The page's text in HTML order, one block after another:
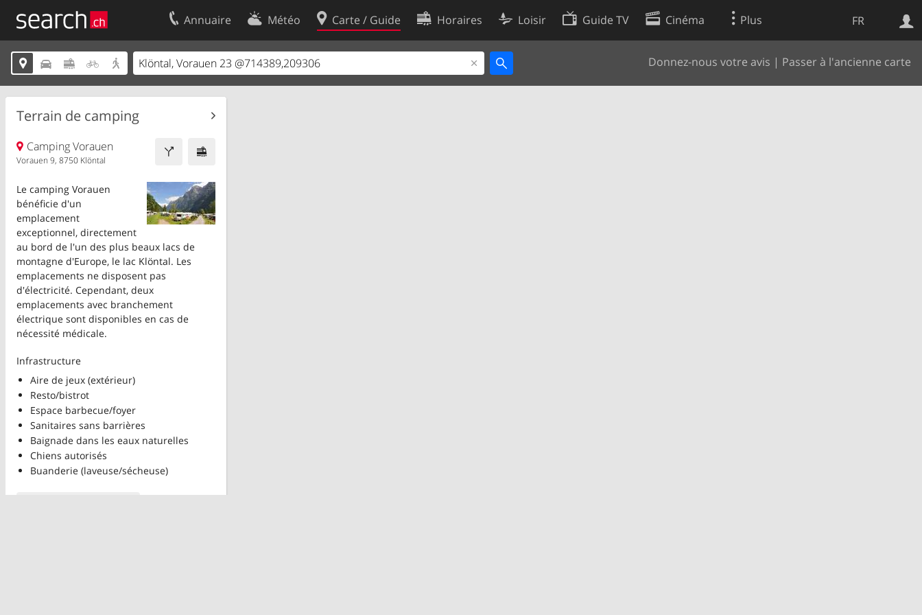
FR
Annuaire Météo Carte / Guide Horaires Loisir Guide TV Cinéma Plus
     Donnez-nous votre avis | Passer à l'ancienne carte
Terrain de camping
Camping Vorauen
Vorauen 9, 8750 Klöntal
Le camping Vorauen
bénéficie d'un
emplacement
exceptionnel, directement
au bord de l'un des plus beaux lacs de
montagne d'Europe, le lac Klöntal. Les
emplacements ne disposent pas
d'électricité. Cependant, deux
emplacements avec branchement
électrique sont disponibles en cas de
nécessité médicale.
Infrastructure
Aire de jeux (extérieur)
Resto/bistrot
Espace barbecue/foyer
Sanitaires sans barrières
Baignade dans les eaux naturelles
Chiens autorisés
Buanderie (laveuse/sécheuse)
Web
Votre inscription
Centre clients
Mentions Légales
Contact
Conditions d’utilisation
Politique en matière de cookies
Préférences de cookies